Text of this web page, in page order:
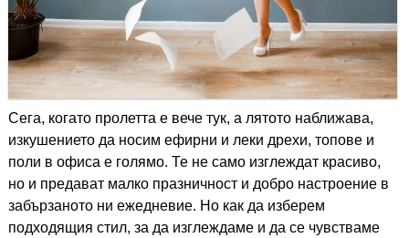
Сега, когато пролетта е вече тук, а лятото наближава,
изкушението да носим ефирни и леки дрехи, топове и
поли в офиса е голямо. Те не само изглеждат красиво,
но и предават малко празничност и добро настроение в
забързаното ни ежедневие. Но как да изберем
подходящия стил, за да изглеждаме и да се чувстваме